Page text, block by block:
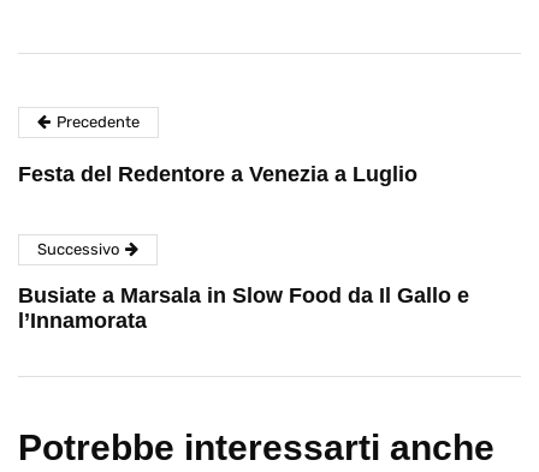
Precedente
Festa del Redentore a Venezia a Luglio
Successivo
Busiate a Marsala in Slow Food da Il Gallo e
l’Innamorata
Potrebbe interessarti anche